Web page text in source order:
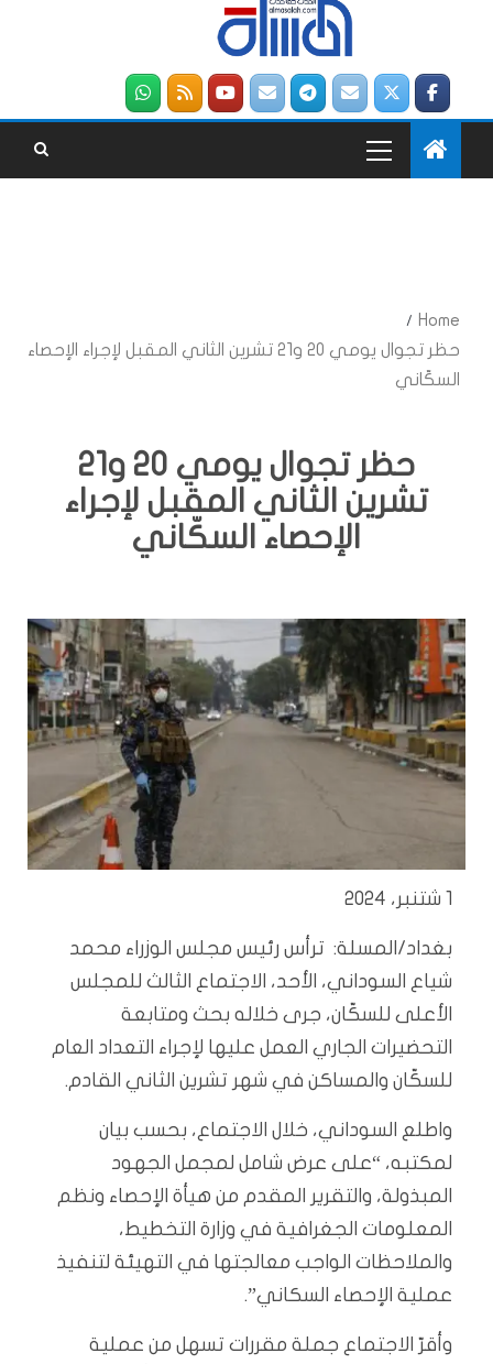
Home
حظر تجوال يومي 20 و21 تشرين الثاني المقبل لإجراء الإحصاء
السكّاني
حظر تجوال يومي 20 و21
تشرين الثاني المقبل لإجراء
الإحصاء السكّاني
1 شتنبر، 2024
بغداد/المسلة: ترأس رئيس مجلس الوزراء محمد
شياع السوداني، الأحد، الاجتماع الثالث للمجلس
الأعلى للسكّان، جرى خلاله بحث ومتابعة
التحضيرات الجاري العمل عليها لإجراء التعداد العام
للسكّان والمساكن في شهر تشرين الثاني القادم.
واطلع السوداني، خلال الاجتماع، بحسب بيان
لمكتبه، “على عرض شامل لمجمل الجهود
المبذولة، والتقرير المقدم من هيأة الإحصاء ونظم
المعلومات الجغرافية في وزارة التخطيط،
والملاحظات الواجب معالجتها في التهيئة لتنفيذ
عملية الإحصاء السكاني”.
وأقرّ الاجتماع جملة مقررات تسهل من عملية